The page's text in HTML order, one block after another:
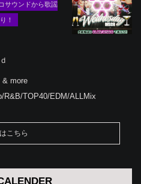
サウンドから歌謡
！
more
R&B/TOP40/EDM/ALLMix
こちら